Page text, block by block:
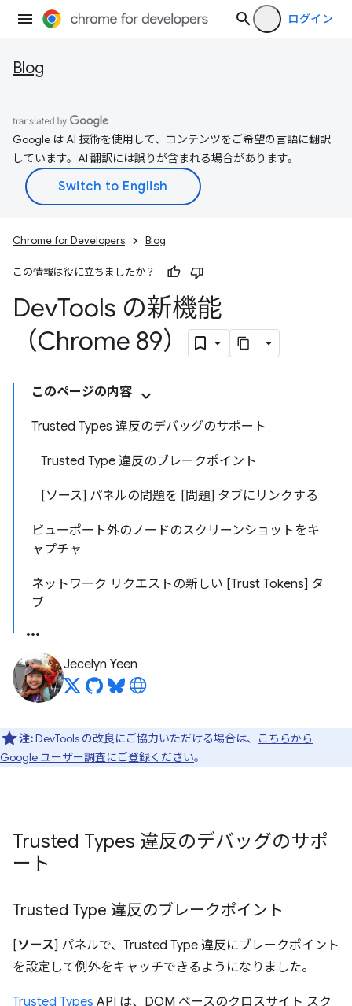
ログイン
Blog
Google は AI 技術を使用して、コンテンツをご希望の言語に翻訳
しています。AI 翻訳には誤りが含まれる場合があります。
Chrome for Developers Blog
この情報は役に立ちましたか？
DevTools の新機能
（Chrome 89）
このページの内容
Trusted Types 違反のデバッグのサポート
Trusted Type 違反のブレークポイント
[ソース] パネルの問題を [問題] タブにリンクする
ビューポート外のノードのスクリーンショットをキ
ャプチャ
ネットワーク リクエストの新しい [Trust Tokens] タ
ブ
Jecelyn Yeen
注:DevTools の改良にご協力いただける場合は、
こちらから
Google ユーザー調査にご登録ください。
Trusted Types 違反のデバッグのサポ
ート
Trusted Type 違反のブレークポイント
[ソース] パネルで、Trusted Type 違反にブレークポイント
を設定して例外をキャッチできるようになりました。
Trusted Types API は、DOM ベースのクロスサイト スク